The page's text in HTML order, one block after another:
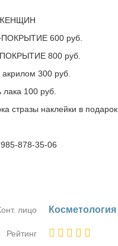
ЖЕНЩИН
600 руб.
800 руб.
300 руб.
лака 100 руб.
стразы наклейки в подарок
878-35-06
лицо Кос­ме­то­ло­гия
Рейтинг